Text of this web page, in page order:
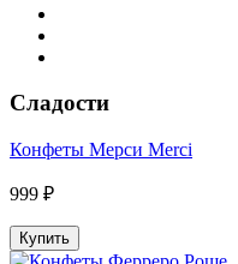
Сладости
Конфеты Мерси Merci
999 ₽
Купить